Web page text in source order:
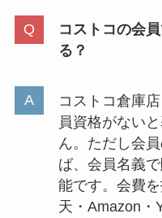
コストコの会
る？
コストコ倉庫
員資格がない
ん。ただし会
ば、会員名義
能です。会費
天・Amazon・